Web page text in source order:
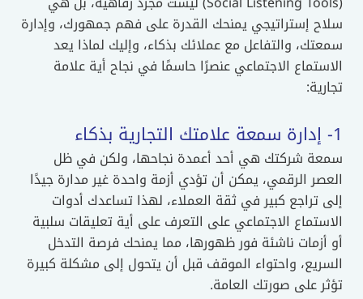
سلاح إستراتيجي يمنحك القدرة على فهم جمهورك، وإدارة
سمعتك، والتفاعل مع عملائك بذكاء، وإليك لماذا يعد
الاستماع الاجتماعي عنصرًا حاسمًا في نجاح أية علامة
تجارية:
1- إدارة سمعة علامتك التجارية بذكاء
سمعة شركتك هي أحد أعمدة نجاحها، ولكن في ظل
العصر الرقمي، يمكن أن تؤدي أزمة واحدة غير مدارة جيدًا
إلى تراجع كبير في ثقة العملاء، لهذا تساعدك أدوات
الاستماع الاجتماعي على التعرف على أية تعليقات سلبية
أو أزمات ناشئة فور ظهورها، مما يمنحك فرصة التدخل
السريع، واحتواء الموقف قبل أن يتحول إلى مشكلة كبيرة
تؤثر على صورتك العامة.